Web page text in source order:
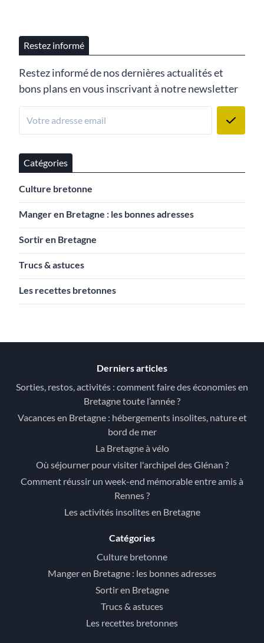
Restez informé
Restez informé de nos dernières actualités et
bons plans en vous inscrivant à notre newsletter
Catégories
Culture bretonne
Manger en Bretagne : les bonnes adresses
Sortir en Bretagne
Trucs & astuces
Les recettes bretonnes
Derniers articles
Sorties, restos, activités : comment faire des économies en
Bretagne toute l’année ?
Vacances en Bretagne : hébergements insolites, nature et
bord de mer
La Bretagne à vélo
Où séjourner pour visiter l'archipel des Glénan ?
Comment réussir un week-end mémorable entre amis à
Rennes ?
Les activités insolites en Bretagne
Catégories
Culture bretonne
Manger en Bretagne : les bonnes adresses
Sortir en Bretagne
Trucs & astuces
Les recettes bretonnes